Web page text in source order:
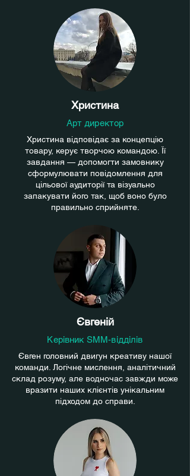
Христина
Арт директор
Христина відповідає за концепцію
товару, керує творчою командою. Її
завдання — допомогти замовнику
сформулювати повідомлення для
цільової аудиторії та візуально
запакувати його так, щоб воно було
правильно сприйняте.
Євгеній
Керівник SMM-відділів
Євген головний двигун креативу нашої
команди. Логічне мислення, аналітичний
склад розуму, але водночас завжди може
вразити наших клієнтів унікальним
підходом до справи.